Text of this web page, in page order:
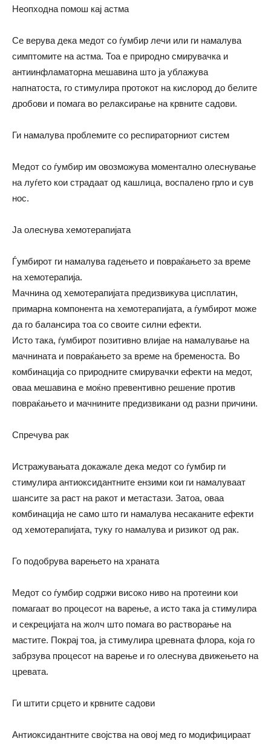
Неопходна помош кај астма
Се верува дека медот со ѓумбир лечи или ги намалува
симптомите на астма. Тоа е природно смирувачка и
антиинфламаторна мешавина што ја ублажува
напнатоста, го стимулира протокот на кислород до белите
дробови и помага во релаксирање на крвните садови.
Ги намалува проблемите со респираторниот систем
Медот со ѓумбир им овозможува моментално олеснување
на луѓето кои страдаат од кашлица, воспалено грло и сув
нос.
Ја олеснува хемотерапијата
Ѓумбирот ги намалува гадењето и повраќањето за време
на хемотерапија.
Мачнина од хемотерапијата предизвикува цисплатин,
примарна компонента на хемотерапијата, а ѓумбирот може
да го балансира тоа со своите силни ефекти.
Исто така, ѓумбирот позитивно влијае на намалување на
мачнината и повраќањето за време на бременоста. Во
комбинација со природните смирувачки ефекти на медот,
оваа мешавина е моќно превентивно решение против
повраќањето и мачнините предизвикани од разни причини.
Спречува рак
Истражувањата докажале дека медот со ѓумбир ги
стимулира антиоксидантните ензими кои ги намалуваат
шансите за раст на ракот и метастази. Затоа, оваа
комбинација не само што ги намалува несаканите ефекти
од хемотерапијата, туку го намалува и ризикот од рак.
Го подобрува варењето на храната
Медот со ѓумбир содржи високо ниво на протеини кои
помагаат во процесот на варење, а исто така ја стимулира
и секрецијата на жолч што помага во растворање на
мастите. Покрај тоа, ја стимулира цревната флора, која го
забрзува процесот на варење и го олеснува движењето на
цревата.
Ги штити срцето и крвните садови
Антиоксидантните својства на овој мед го модифицираат